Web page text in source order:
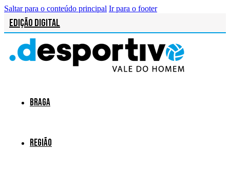
Saltar para o conteúdo principal Ir para o footer
Edição Digital
Braga
Região